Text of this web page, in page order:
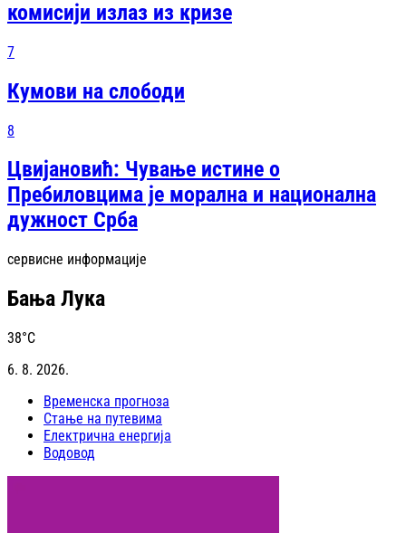
комисији излаз из кризе
7
Кумови на слободи
8
Цвијановић: Чување истине о
Пребиловцима је морална и национална
дужност Срба
сервисне информације
Бања Лука
38°C
6. 8. 2026.
Временска прогноза
Стање на путевима
Електрична енергија
Водовод